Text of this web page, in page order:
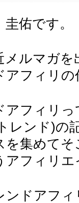
佑です。
メルマガ
アフィリ
アフィリっ
レンド)の
を集めて
アフィリエ
ンドアフ